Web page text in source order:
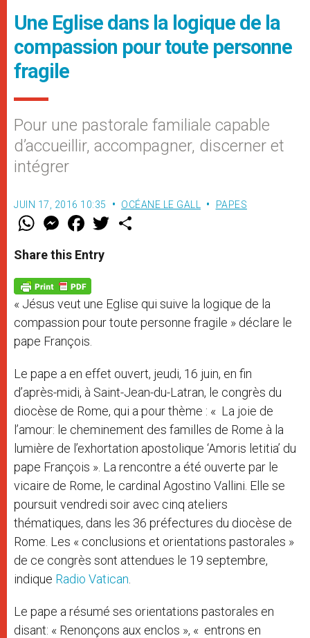
Une Eglise dans la logique de la
compassion pour toute personne
fragile
Pour une pastorale familiale capable
d’accueillir, accompagner, discerner et
intégrer
JUIN 17, 2016 10:35 OCÉANE LE GALL PAPES
W
t
s
p
p
M
e
s
e
g
e
r
F
a
e
b
o
k
w
Share this Entry
« Jésus veut une Eglise qui suive la logique de la
compassion pour toute personne fragile » déclare le
pape François.
Le pape a en effet ouvert, jeudi, 16 juin, en fin
d’après-midi, à Saint-Jean-du-Latran, le congrès du
diocèse de Rome, qui a pour thème : « La joie de
l’amour: le cheminement des familles de Rome à la
lumière de l’exhortation apostolique ‘Amoris letitia’ du
pape François ». La rencontre a été ouverte par le
vicaire de Rome, le cardinal Agostino Vallini. Elle se
poursuit vendredi soir avec cinq ateliers
thématiques, dans les 36 préfectures du diocèse de
Rome. Les « conclusions et orientations pastorales »
de ce congrès sont attendues le 19 septembre,
indique Radio Vatican
Le pape a résumé ses orientations pastorales en
disant: « Renonçons aux enclos », « entrons en